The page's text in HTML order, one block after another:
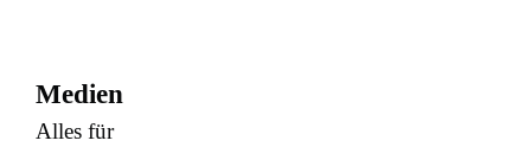
Medien
Alles für